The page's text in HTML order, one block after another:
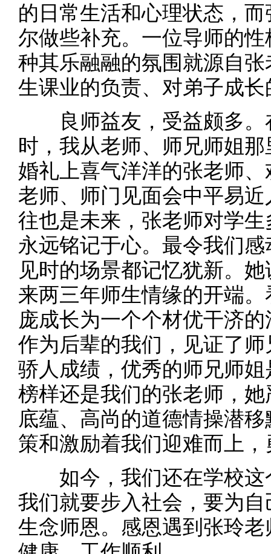
的日常生活和心理状态，
尔做些补充。一位导师的
种其乐融融的氛围就源自
生课业的负责、对弟子成长
良师益友，受益颇多。
时，我从老师、师兄师姐
婚礼上喜气洋洋的张老师
老师、师门见面会中平易
往也是未来，张老师对学
永远铭记于心。最令我们
见时的场景都记忆犹新。
来两三年师生情缘的开端
庞成长为一个个材优干济
作为后辈的我们，见证了
骄人成绩，优秀的师兄师
榜样还是我们的张老师，
底蕴、高尚的道德情操潜
策和激励着我们迎难而上
如今，我们还在学校这
我们就要步入社会，要为
生念师恩。感恩遇到张玲